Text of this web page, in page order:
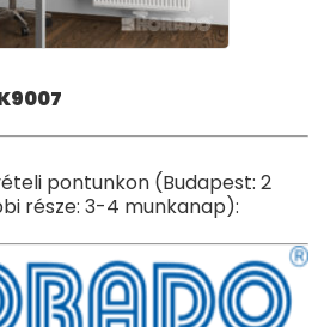
pontunkon (Budapest: 2
része: 3-4 munkanap):